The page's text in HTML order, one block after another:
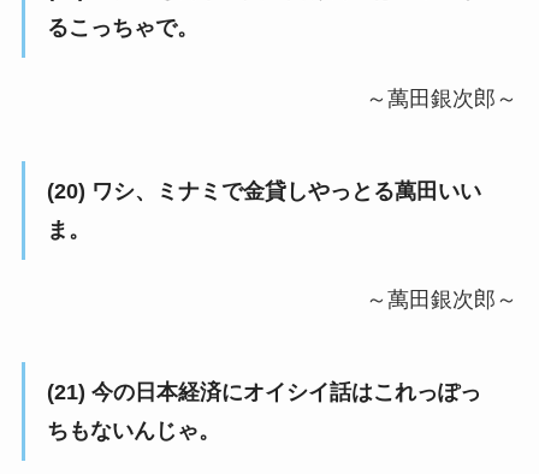
るこっちゃで。
～萬田銀次郎～
(20) ワシ、ミナミで金貸しやっとる萬田いい
ま。
～萬田銀次郎～
(21) 今の日本経済にオイシイ話はこれっぽっ
ちもないんじゃ。